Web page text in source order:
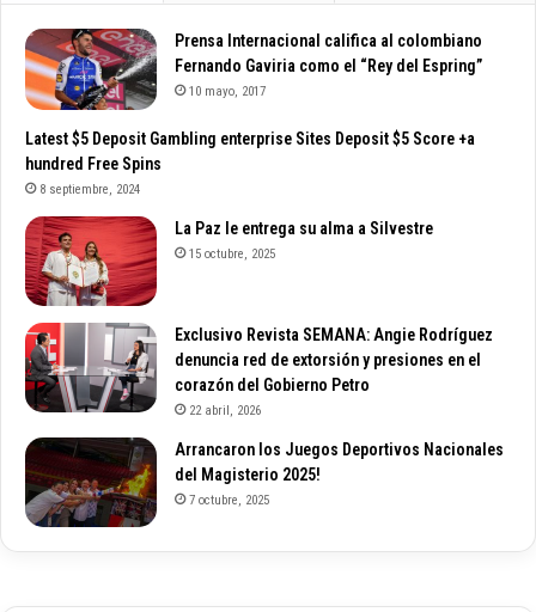
Prensa Internacional califica al colombiano
Fernando Gaviria como el “Rey del Espring”
10 mayo, 2017
Latest $5 Deposit Gambling enterprise Sites Deposit $5 Score +a
hundred Free Spins
8 septiembre, 2024
La Paz le entrega su alma a Silvestre
15 octubre, 2025
Exclusivo Revista SEMANA: Angie Rodríguez
denuncia red de extorsión y presiones en el
corazón del Gobierno Petro
22 abril, 2026
Arrancaron los Juegos Deportivos Nacionales
del Magisterio 2025!
7 octubre, 2025